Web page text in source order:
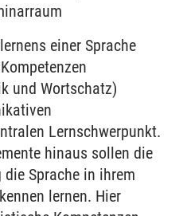
einer Sprache
und Wortschatz)
Lernschwerpunkt.
hinaus sollen die
Sprache in ihrem
lernen. Hier